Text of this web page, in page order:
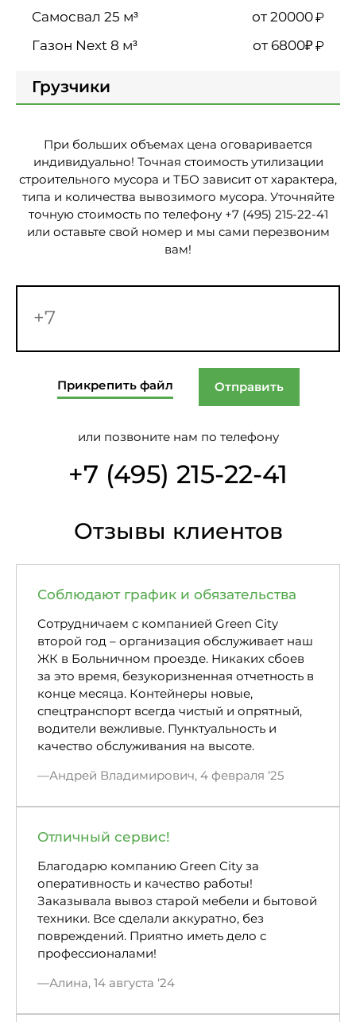
от 20000₽
от 6800₽₽
Грузчики
При больших объемах цена оговаривается
индивидуально! Точная стоимость утилизации
строительного мусора и ТБО зависит от характера,
типа и количества вывозимого мусора. Уточняйте
точную стоимость по телефону +7 (495) 215-22-41
или оставьте свой номер и мы сами перезвоним
вам!
Прикрепить файл Отправить
или позвоните нам по телефону
+7 (495) 215-22-41
Отзывы клиентов
Соблюдают график и обязательства
Сотрудничаем с компанией Green City
второй год – организация обслуживает наш
ЖК в Больничном проезде. Никаких сбоев
за это время, безукоризненная отчетность в
конце месяца. Контейнеры новые,
спецтранспорт всегда чистый и опрятный,
водители вежливые. Пунктуальность и
качество обслуживания на высоте.
Андрей Владимирович, 4 февраля ‘25
Отличный сервис!
Благодарю компанию Green City за
оперативность и качество работы!
Заказывала вывоз старой мебели и бытовой
техники. Все сделали аккуратно, без
повреждений. Приятно иметь дело с
профессионалами!
Алина, 14 августа ‘24